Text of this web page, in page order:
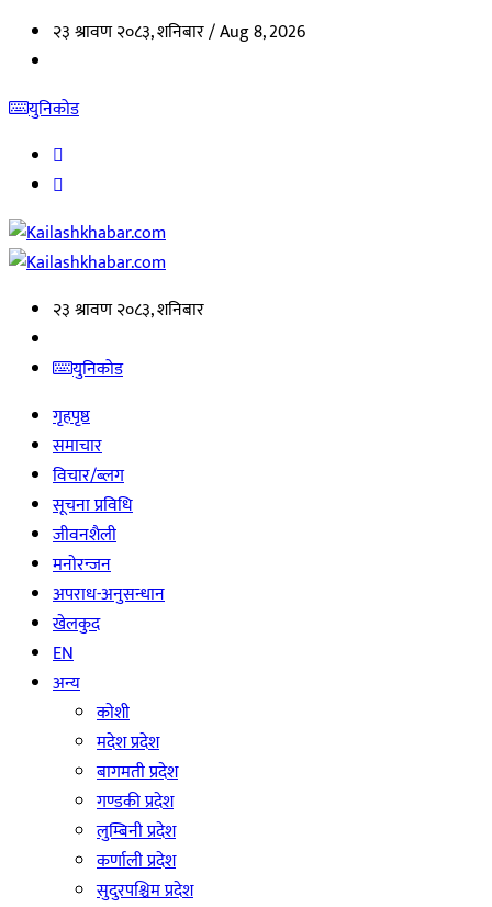
२३ श्रावण २०८३, शनिबार /Aug 8, 2026
युनिकोड
२३ श्रावण २०८३, शनिबार
युनिकोड
गृहपृष्ठ
समाचार
विचार/ब्लग
सूचना प्रविधि
जीवनशैली
मनाेरन्जन
अपराध-अनुसन्धान
खेलकुद
EN
अन्य
काेशी
मदेश प्रदेश
बागमती प्रदेश
गण्डकी प्रदेश
लुम्बिनी प्रदेश
कर्णाली प्रदेश
सुदुरपश्चिम प्रदेश